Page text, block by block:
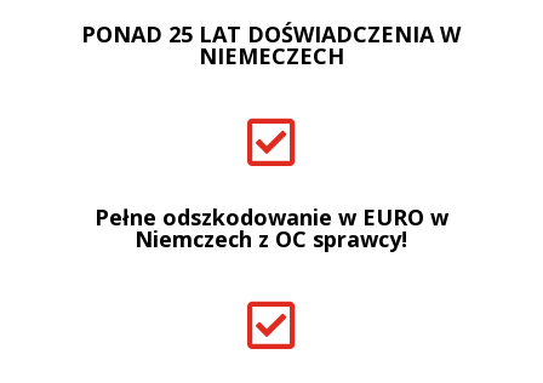
PONAD 25 LAT DOŚWIADCZENIA W
NIEMECZECH

Pełne odszkodowanie w EURO w
Niemczech z OC sprawcy!
